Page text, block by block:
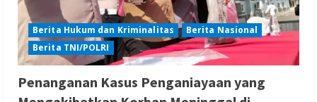
Berita Ekonomi dan Bisnis
Berita Nasional
Berita Terbaru
Berita Hukum dan Kriminalitas
Berita Nasional
Berita TNI/POLRI
Penanganan Kasus Penganiayaan yang